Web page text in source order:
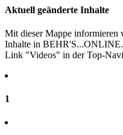
Aktuell geänderte Inhalte
Mit dieser Mappe informieren
Inhalte in BEHR'S...ONLINE.
Link "Videos" in der Top-
1